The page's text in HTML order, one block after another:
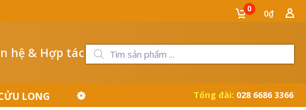
0 0₫
hệ & Hợp tác
Tổng đài: 028 6686 3366